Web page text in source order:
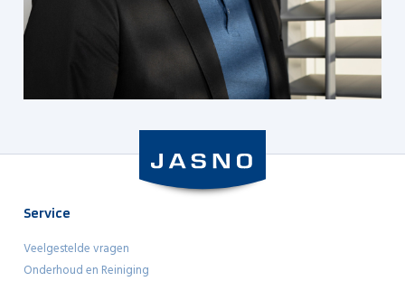
Service
Veelgestelde vragen
Onderhoud en Reiniging